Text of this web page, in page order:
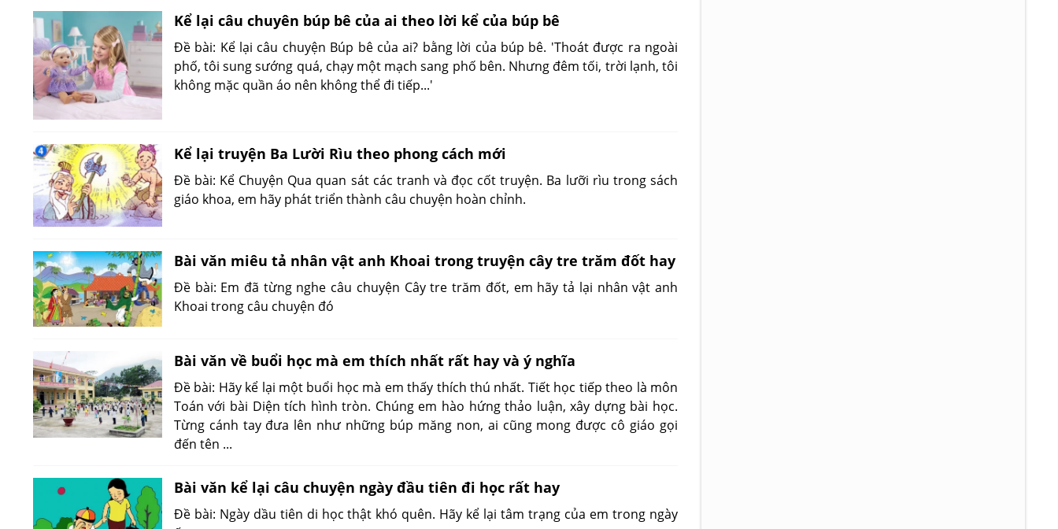
Kể lại câu chuyên búp bê của ai theo lời kể của búp bê
Đề bài: Kể lại câu chuyện Búp bê của ai? bằng lời của búp bê. 'Thoát được ra ngoài
phố, tôi sung sướng quá, chạy một mạch sang phố bên. Nhưng đêm tối, trời lạnh, tôi
không mặc quần áo nên không thể đi tiếp...'
Kể lại truyện Ba Lười Rìu theo phong cách mới
Đề bài: Kể Chuyện Qua quan sát các tranh và đọc cốt truyện. Ba lưỡi rìu trong sách
giáo khoa, em hãy phát triển thành câu chuyện hoàn chỉnh.
Bài văn miêu tả nhân vật anh Khoai trong truyện cây tre trăm đốt hay
Đề bài: Em đã từng nghe câu chuyện Cây tre trăm đốt, em hãy tả lại nhân vật anh
Khoai trong câu chuyện đó
Bài văn về buổi học mà em thích nhất rất hay và ý nghĩa
Đề bài: Hãy kể lại một buổi học mà em thấy thích thú nhất. Tiết học tiếp theo là môn
Toán với bài Diện tích hình tròn. Chúng em hào hứng thảo luận, xây dựng bài học.
Từng cánh tay đưa lên như những búp măng non, ai cũng mong được cô giáo gọi
đến tên ...
Bài văn kể lại câu chuyện ngày đầu tiên đi học rất hay
Đề bài: Ngày dầu tiên di học thật khó quên. Hãy kể lại tâm trạng của em trong ngày